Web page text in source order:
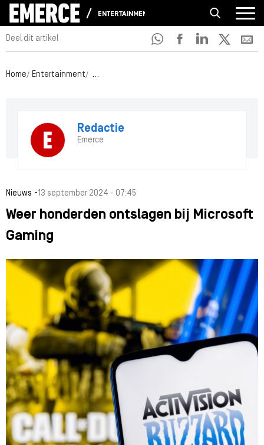
ENTERTAINMENT
Deel dit artikel
Home Entertainment Weer honderden ontslagen bij Microsoft
Redactie
Emerce
Nieuws -13 september 2024 - 07:45
Weer honderden ontslagen bij Microsoft
Gaming